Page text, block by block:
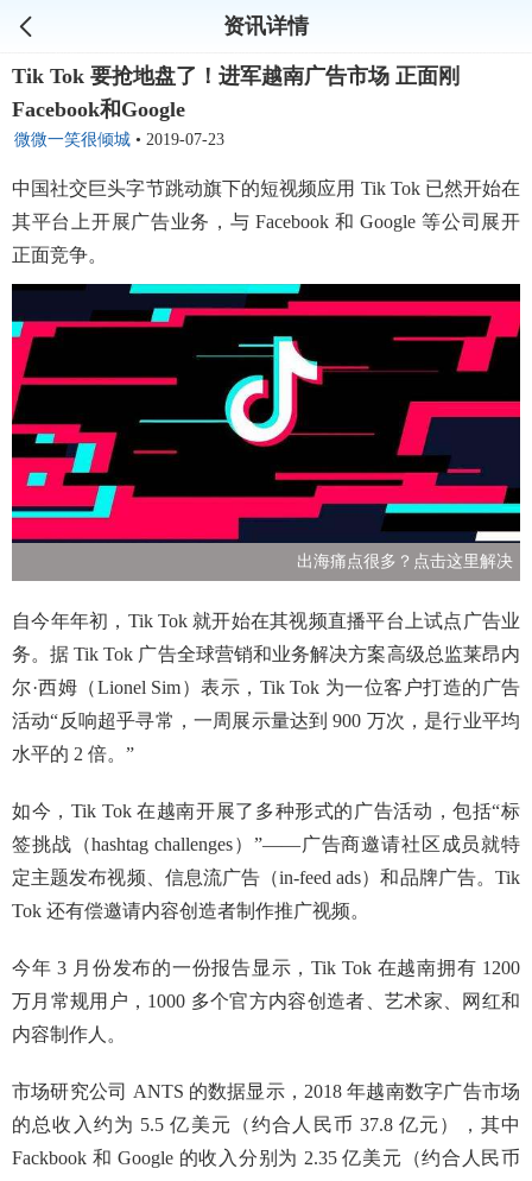
资讯详情
Tik Tok 要抢地盘了！进军越南广告市场 正面刚
Facebook和Google
微微一笑很倾城 • 2019-07-23
中国社交巨头字节跳动旗下的短视频应用 Tik Tok 已然开始在
其平台上开展广告业务，与 Facebook 和 Google 等公司展开
正面竞争。
出海痛点很多？点击这里解决
自今年年初，Tik Tok 就开始在其视频直播平台上试点广告业
务。据 Tik Tok 广告全球营销和业务解决方案高级总监莱昂内
尔·西姆（Lionel Sim）表示，Tik Tok 为一位客户打造的广告
活动“反响超乎寻常，一周展示量达到 900 万次，是行业平均
水平的 2 倍。”
如今，Tik Tok 在越南开展了多种形式的广告活动，包括“标
签挑战（hashtag challenges）”——广告商邀请社区成员就特
定主题发布视频、信息流广告（in-feed ads）和品牌广告。Tik
Tok 还有偿邀请内容创造者制作推广视频。
今年 3 月份发布的一份报告显示，Tik Tok 在越南拥有 1200
万月常规用户，1000 多个官方内容创造者、艺术家、网红和
内容制作人。
市场研究公司 ANTS 的数据显示，2018 年越南数字广告市场
的总收入约为 5.5 亿美元（约合人民币 37.8 亿元），其中
Fackbook 和 Google 的收入分别为 2.35 亿美元（约合人民币